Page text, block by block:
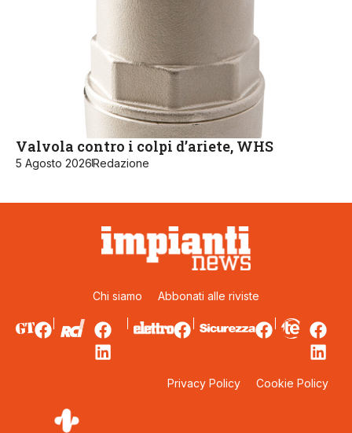
Valvola contro i colpi d’ariete, WHS
5 Agosto 2026Redazione
Chi siamo Abbonati alle riviste
Privacy Policy Cookie Policy